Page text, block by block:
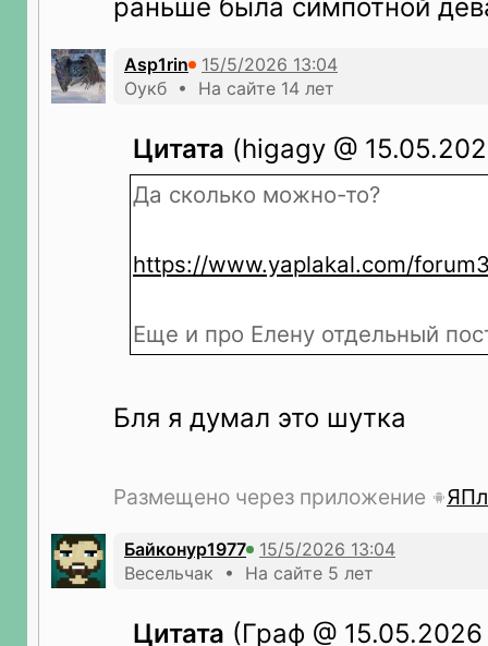
раньше была симпотной
Asp1rin
Оукб • На сайте 14 лет
Цитата (higagy @
Да сколько можно-то?
https://www.yaplakal.com/
Еще и про Елену отдельный
Бля я думал это шутка
Размещено через приложение
Байконур1977
Весельчак • На сайте 5 лет
Цитата (Граф @